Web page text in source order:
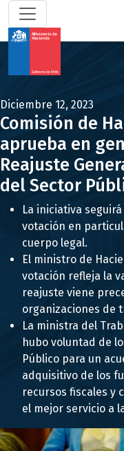
Diciembre 12, 2023
Comisión de
aprueba en
Reajuste
del Sector
La iniciativa
votación en
cuerpo legal.
El ministro de
votación refleja la
reajuste viene
organizaciones de
La ministra del
hubo voluntad de
Público para un
adquisitivo de los
recursos fiscales y
el mejor servicio a